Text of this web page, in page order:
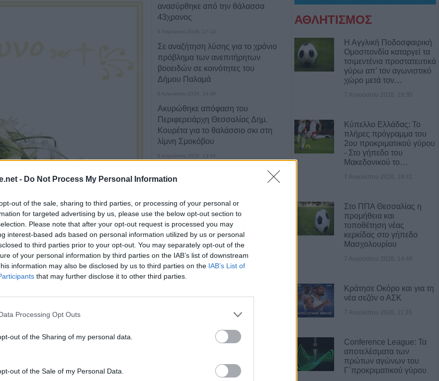
- Do Not Process My Personal Information
out of the sale, sharing to third parties, or processing of your personal or
for targeted advertising by us, please use the below opt-out section to
Please note that after your opt-out request is processed you may
interest-based ads based on personal information utilized by us or personal
to third parties prior to your opt-out. You may separately opt-out of the
of your personal information by third parties on the IAB’s list of downstream
information may also be disclosed by us to third parties on the IAB’s List of
that may further disclose it to other third parties.
Processing Opt Outs
out of the Sharing of my personal data.
out of the Sale of my Personal Data.
Καρδίτσας το
μητέρας, γιαγιάς και θείας Πηνελόπης
ανασύρθηκε από την θάλασσα
43χρονος
8 Αυγούστου 2026, 17:14
Σε αναζήτηση λύσης για το χρόνιο
πρόβλημα των ανεπιτήρητων
βοοειδών σε κοινότητες του
Δήμου Παλαμά
8 Αυγούστου 2026, 14:49
Ακυρώθηκε απόφαση του
Περιφερειάρχη Θεσσαλίας Δημ.
Κουρέτα για το θαλάσσιο σκι στη
λίμνη Σμοκόβου
8 Αυγούστου 2026, 13:44
Εκτίμησης Κινδύνου για τους
θερμοκρασίες
8 Αυγούστου 2026, 13:30
Την Κυριακή 9 Αυγούστου η
κηδεία του Αντώνιου Ηλ.
Αντωνίου
8 Αυγούστου 2026, 13:02
του Παλαμά το μεσημέρι του
Λυκαβηττός: Πτώμα γυναίκας σε
προχωρημένη σήψη εντοπίστηκε
8 Αυγούστου 2026, 12:26
ΑΘΛΗΤΙΣΜΟΣ
Η Αγγλική Ποδοσφαιρική
Ομοσπονδία καταργεί τα
τσιμεντένια προστατευτικά
γύρω απ’ τον αγωνιστικό
χώρο μετά τον…
7 Αυγούστου 2026, 19:30
Κύπελλο Ελλάδας: Το
πλήρες πρόγραμμα του
2ου προκριματικού γύρου
- Στο γήπεδο του
Μακεδονικού το…
7 Αυγούστου 2026, 18:41
Στο ΠΠΑ Θεσσαλίας η
προμήθεια και
τοποθέτηση νέας
κερκίδας στο γήπεδο
Μασχολουρίου
7 Αυγούστου 2026, 14:46
Κράτησε Οκόρο και για τη
νέα σεζόν ο ΑΣΚ
7 Αυγούστου 2026, 11:35
Conference League: Τα
αποτελέσματα των
πρώτων αγώνων του
Γ΄προκριματικού γύρου